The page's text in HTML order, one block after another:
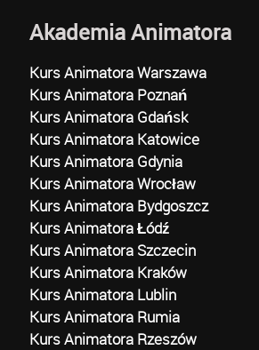
Akademia Animatora
Kurs Animatora Warszawa
Kurs Animatora Poznań
Kurs Animatora Gdańsk
Kurs Animatora Katowice
Kurs Animatora Gdynia
Kurs Animatora Wrocław
Kurs Animatora Bydgoszcz
Kurs Animatora Łódź
Kurs Animatora Szczecin
Kurs Animatora Kraków
Kurs Animatora Lublin
Kurs Animatora Rumia
Kurs Animatora Rzeszów